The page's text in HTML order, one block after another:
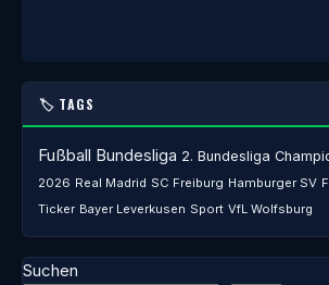
🏷️ TAGS
Fußball Bundesliga 2. Bundesliga
2026 Real Madrid SC Freiburg Hamburger SV
Ticker Bayer Leverkusen Sport VfL Wolfsburg
Suchen